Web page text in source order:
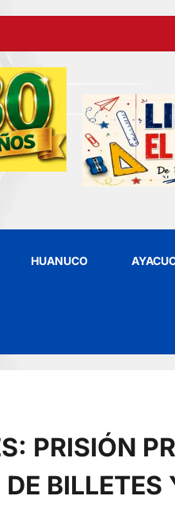
HUANUCO
PRISIÓN
BILLETES